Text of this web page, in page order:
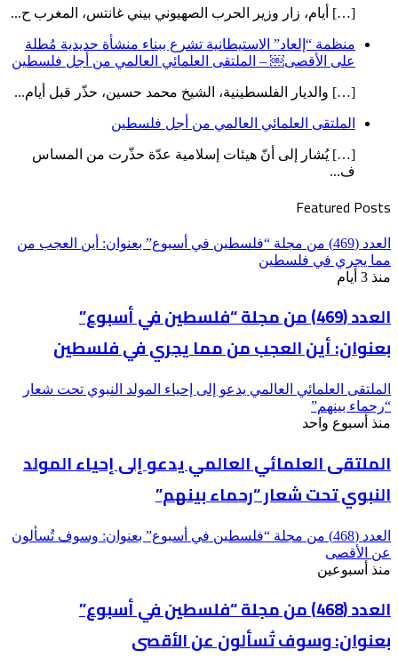
[…] أيام، زار وزير الحرب الصهيوني بيني غانتس، المغرب ح...
منظمة “إلعاد” الاستيطانية تشرع ببناء منشأة حديدية مُطلة
على الأقصى￼ – الملتقى العلمائي العالمي من أجل فلسطين
[…] والديار الفلسطينية، الشيخ محمد حسين، حذّر قبل أيام...
الملتقى العلمائي العالمي من أجل فلسطين
[…] يُشار إلى أنّ هيئات إسلامية عدّة حذّرت من المساس
ف...
Featured Posts
العدد (469) من مجلة “فلسطين في أسبوع” بعنوان: أين العجب من
مما يجري في فلسطين
منذ 3 أيام
العدد (469) من مجلة “فلسطين في أسبوع”
بعنوان: أين العجب من مما يجري في فلسطين
الملتقى العلمائي العالمي يدعو إلى إحياء المولد النبوي تحت شعار
“رحماء بينهم”
منذ أسبوع واحد
الملتقى العلمائي العالمي يدعو إلى إحياء المولد
النبوي تحت شعار “رحماء بينهم”
العدد (468) من مجلة “فلسطين في أسبوع” بعنوان: وسوف تُسألون
عن الأقصى
منذ أسبوعين
العدد (468) من مجلة “فلسطين في أسبوع”
بعنوان: وسوف تُسألون عن الأقصى